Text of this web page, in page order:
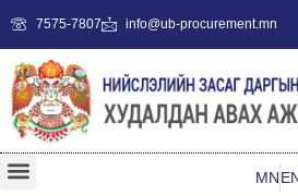
7575-7807 info@ub-procurement.mn
MN